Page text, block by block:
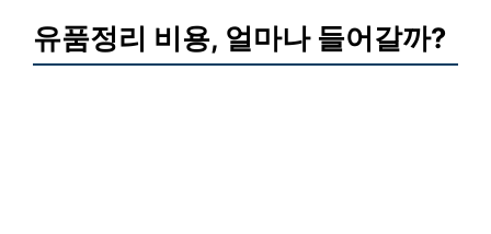
유품정리 비용, 얼마나 들어갈까?